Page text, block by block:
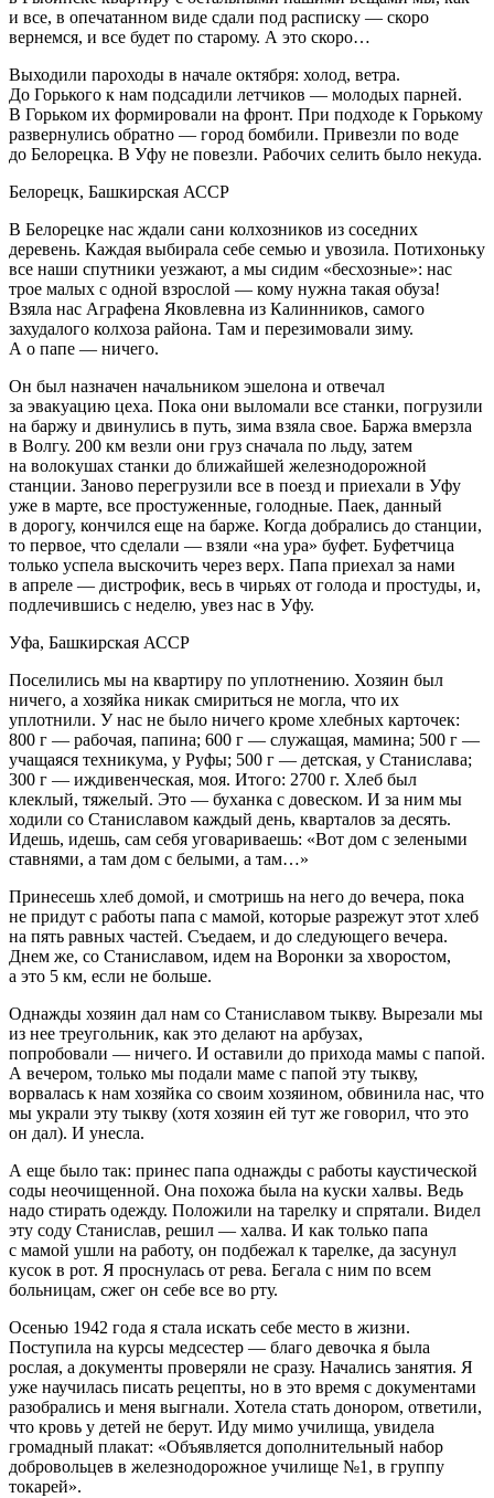
и все, в опечатанном виде сдали под расписку — скоро
вернемся, и все будет по старому. А это скоро…
Выходили пароходы в начале октября: холод, ветра.
До Горького к нам подсадили летчиков — молодых парней.
В Горьком их формировали на фронт. При подходе к Горькому
развернулись обратно — город бомбили. Привезли по воде
до Белорецка. В Уфу не повезли. Рабочих селить было некуда.
Белорецк, Башкирская АССР
В Белорецке нас ждали сани колхозников из соседних
деревень. Каждая выбирала себе семью и увозила. Потихоньку
все наши спутники уезжают, а мы сидим «бесхозные»: нас
трое малых с одной взрослой — кому нужна такая обуза!
Взяла нас Аграфена Яковлевна из Калинников, самого
захудалого колхоза района. Там и перезимовали зиму.
А о папе — ничего.
Он был назначен начальником эшелона и отвечал
за эвакуацию цеха. Пока они выломали все станки, погрузили
на баржу и двинулись в путь, зима взяла свое. Баржа вмерзла
в Волгу. 200 км везли они груз сначала по льду, затем
на волокушах станки до ближайшей железнодорожной
станции. Заново перегрузили все в поезд и приехали в Уфу
уже в марте, все простуженные, голодные. Паек, данный
в дорогу, кончился еще на барже. Когда добрались до станции,
то первое, что сделали — взяли «на ура» буфет. Буфетчица
только успела выскочить через верх. Папа приехал за нами
в апреле — дистрофик, весь в чирьях от голода и простуды, и,
подлечившись с неделю, увез нас в Уфу.
Уфа, Башкирская АССР
Поселились мы на квартиру по уплотнению. Хозяин был
ничего, а хозяйка никак смириться не могла, что их
уплотнили. У нас не было ничего кроме хлебных карточек:
800 г — рабочая, папина; 600 г — служащая, мамина; 500 г —
учащаяся техникума, у Руфы; 500 г — детская, у Станислава;
300 г — иждивенческая, моя. Итого: 2700 г. Хлеб был
клеклый, тяжелый. Это — буханка с довеском. И за ним мы
ходили со Станиславом каждый день, кварталов за десять.
Идешь, идешь, сам себя уговариваешь: «Вот дом с зелеными
ставнями, а там дом с белыми, а там…»
Принесешь хлеб домой, и смотришь на него до вечера, пока
не придут с работы папа с мамой, которые разрежут этот хлеб
на пять равных частей. Съедаем, и до следующего вечера.
Днем же, со Станиславом, идем на Воронки за хворостом,
а это 5 км, если не больше.
Однажды хозяин дал нам со Станиславом тыкву. Вырезали мы
из нее треугольник, как это делают на арбузах,
попробовали — ничего. И оставили до прихода мамы с папой.
А вечером, только мы подали маме с папой эту тыкву,
ворвалась к нам хозяйка со своим хозяином, обвинила нас, что
мы украли эту тыкву (хотя хозяин ей тут же говорил, что это
он дал). И унесла.
А еще было так: принес папа однажды с работы каустической
соды неочищенной. Она похожа была на куски халвы. Ведь
надо стирать одежду. Положили на тарелку и спрятали. Видел
эту соду Станислав, решил — халва. И как только папа
с мамой ушли на работу, он подбежал к тарелке, да засунул
кусок в рот. Я проснулась от рева. Бегала с ним по всем
больницам, сжег он себе все во рту.
Осенью 1942 года я стала искать себе место в жизни.
Поступила на курсы медсестер — благо девочка я была
рослая, а документы проверяли не сразу. Начались занятия. Я
уже научилась писать рецепты, но в это время с документами
разобрались и меня выгнали. Хотела стать донором, ответили,
что кровь у детей не берут. Иду мимо училища, увидела
громадный плакат: «Объявляется дополнительный набор
добровольцев в железнодорожное училище №1, в группу
токарей».